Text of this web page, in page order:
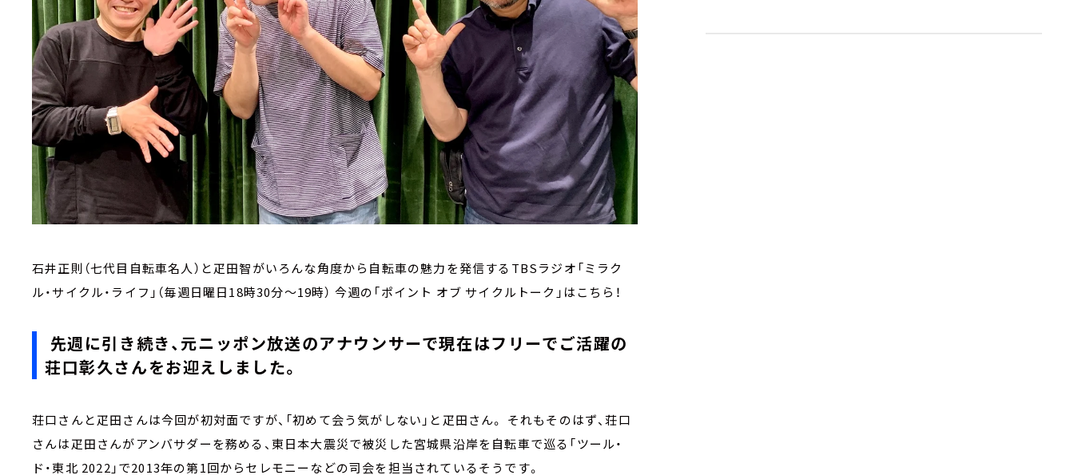
石井正則（七代目自転車名人）と疋田智がいろんな角度から自転車の魅力を発信するTBSラジオ「ミラク
ル・サイクル・ライフ」（毎週日曜日18時30分～19時） 今週の「ポイント オブ サイクルトーク」はこちら！
先週に引き続き、元ニッポン放送のアナウンサーで現在はフリーでご活躍の
荘口彰久さんをお迎えしました。
荘口さんと疋田さんは今回が初対面ですが、「初めて会う気がしない」と疋田さん。 それもそのはず、荘口
さんは疋田さんがアンバサダーを務める、東日本大震災で被災した宮城県沿岸を自転車で巡る「ツール・
ド・東北 2022」で2013年の第1回からセレモニーなどの司会を担当されているそうです。